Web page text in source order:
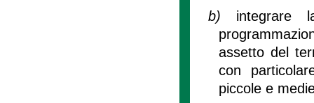
b) integrare
assetto del
con
piccole e